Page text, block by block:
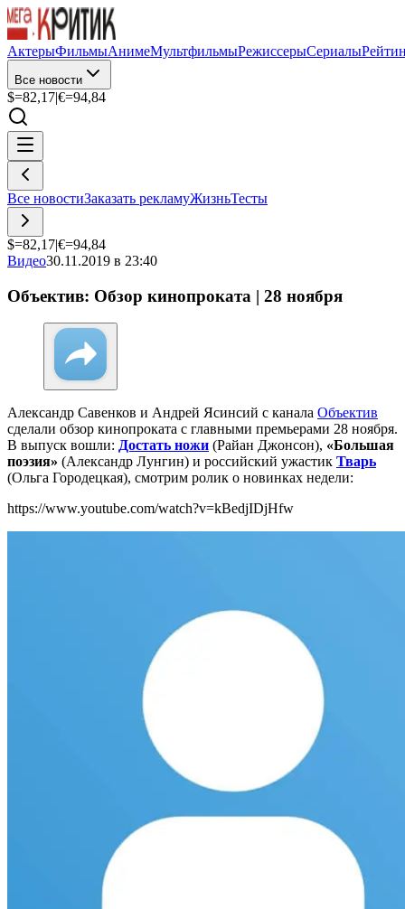
АктерыФильмыАнимеМультфильмыРежиссерыСериалы
Все новости
$=82,17|€=94,84
Все новостиЗаказать рекламуЖизньТесты
$=82,17|€=94,84
Видео30.11.2019 в 23:40
Объектив: Обзор кинопроката | 28 ноября
Александр Савенков и Андрей Ясинсий с канала Объектив
сделали обзор кинопроката с главными премьерами 28 ноября.
В выпуск вошли: Достать ножи (Райан Джонсон), «Большая
поэзия» (Александр Лунгин) и российский ужастик Тварь
(Ольга Городецкая), смотрим ролик о новинках недели:
https://www.youtube.com/watch?v=kBedjIDjHfw